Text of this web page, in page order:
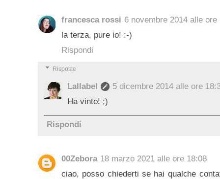
francesca rossi 6 novembre 2014 alle ore
la terza, pure io! :-)
Rispondi
Risposte
Lallabel
5 dicembre 2014 alle ore
Ha vinto! ;)
Rispondi
00Zebora 18 marzo 2021 alle ore 18:08
ciao, posso chiederti se hai qualche